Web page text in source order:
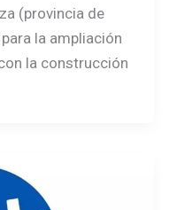
(provincia de
la ampliación
la construcción